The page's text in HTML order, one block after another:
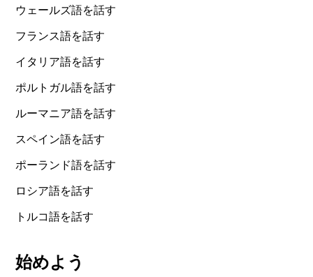
ウェールズ語を話す
フランス語を話す
イタリア語を話す
ポルトガル語を話す
ルーマニア語を話す
スペイン語を話す
ポーランド語を話す
ロシア語を話す
トルコ語を話す
始めよう